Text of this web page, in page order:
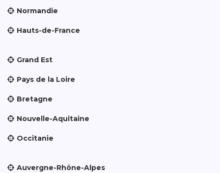
Normandie
Hauts-de-France
Grand Est
Pays de la Loire
Bretagne
Nouvelle-Aquitaine
Occitanie
Auvergne-Rhône-Alpes